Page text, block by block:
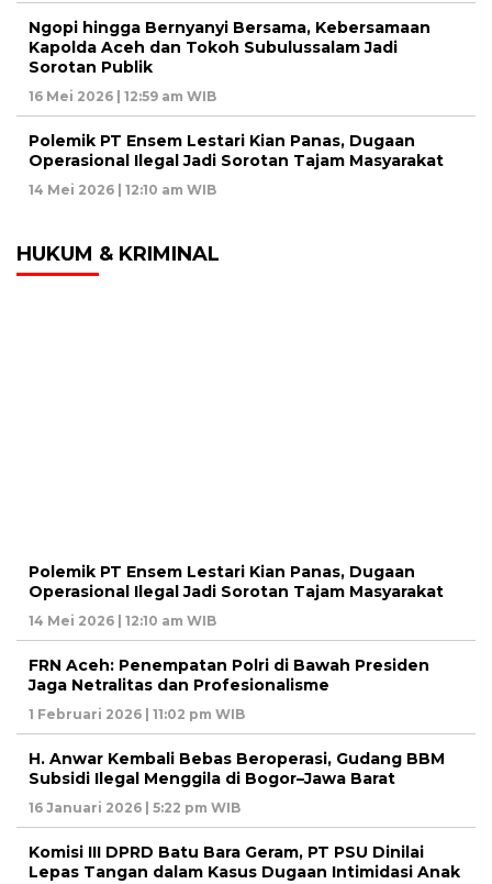
Ngopi hingga Bernyanyi Bersama, Kebersamaan
Kapolda Aceh dan Tokoh Subulussalam Jadi
Sorotan Publik
16 Mei 2026 | 12:59 am WIB
Polemik PT Ensem Lestari Kian Panas, Dugaan
Operasional Ilegal Jadi Sorotan Tajam Masyarakat
14 Mei 2026 | 12:10 am WIB
HUKUM & KRIMINAL
Polemik PT Ensem Lestari Kian Panas, Dugaan
Operasional Ilegal Jadi Sorotan Tajam Masyarakat
14 Mei 2026 | 12:10 am WIB
FRN Aceh: Penempatan Polri di Bawah Presiden
Jaga Netralitas dan Profesionalisme
1 Februari 2026 | 11:02 pm WIB
H. Anwar Kembali Bebas Beroperasi, Gudang BBM
Subsidi Ilegal Menggila di Bogor–Jawa Barat
16 Januari 2026 | 5:22 pm WIB
Komisi III DPRD Batu Bara Geram, PT PSU Dinilai
Lepas Tangan dalam Kasus Dugaan Intimidasi Anak